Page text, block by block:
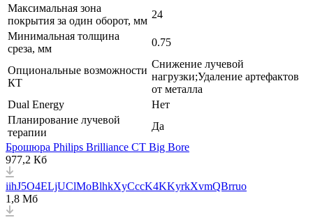
Максимальная зона
покрытия за один оборот, мм
24
Минимальная толщина
среза, мм
0.75
Опциональные возможности
КТ
Снижение лучевой
нагрузки;Удаление артефактов
от металла
Dual Energy
Нет
Планирование лучевой
терапии
Да
Брошюра Philips Brilliance CT Big Bore
977,2 Кб
iihJ5O4ELjUClMoBlhkXyCccK4KKyrkXvmQBrruo
1,8 Мб